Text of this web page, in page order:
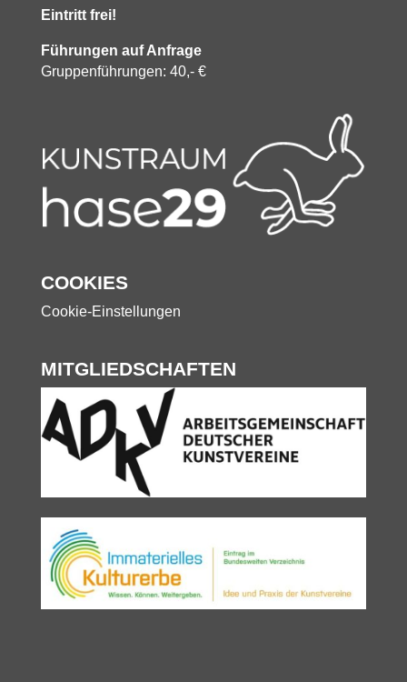
Eintritt frei!
Führungen auf Anfrage
Gruppenführungen: 40,- €
COOKIES
Cookie-Einstellungen
MITGLIEDSCHAFTEN